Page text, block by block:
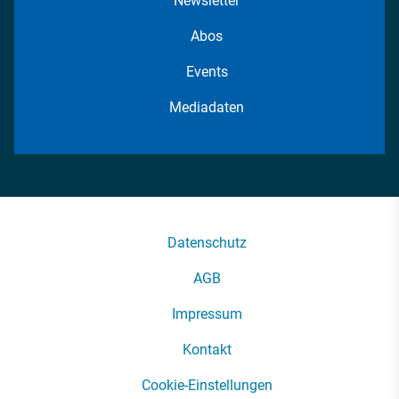
Abos
Events
Mediadaten
Datenschutz
AGB
Impressum
Kontakt
Cookie-Einstellungen